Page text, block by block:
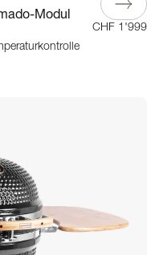
Modul
CHF 1'999